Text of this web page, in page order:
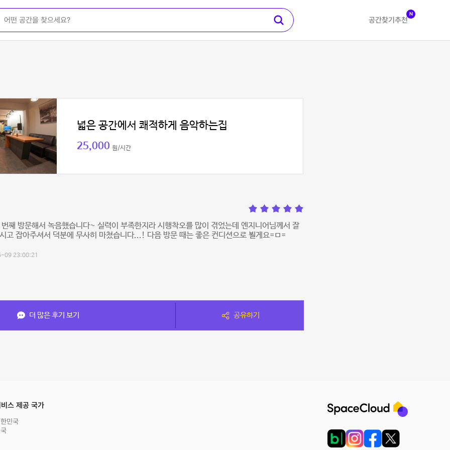
공간찾기 추천
N
넓은 공간에서 쾌적하게 음악하는집
25,000 원/시간
째 방문해서 녹음했습니다~ 실력이 부족한지라 시행착오를 많이 겪었는데 엔지니어님께서 잘
고 잡아주셔서 덕분에 무사히 마쳤습니다...! 다음 방문 때는 좋은 컨디션으로 뵐게요=ㅁ=
09 23:00:21
더 많은 후기 보기 공유하기
스 제공 국가
민국